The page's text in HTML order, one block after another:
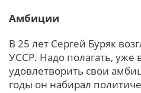
Амбиции
В 25 лет Сергей Буряк
УССР. Надо полагать, уже
удовлетворить свои
годы он набирал